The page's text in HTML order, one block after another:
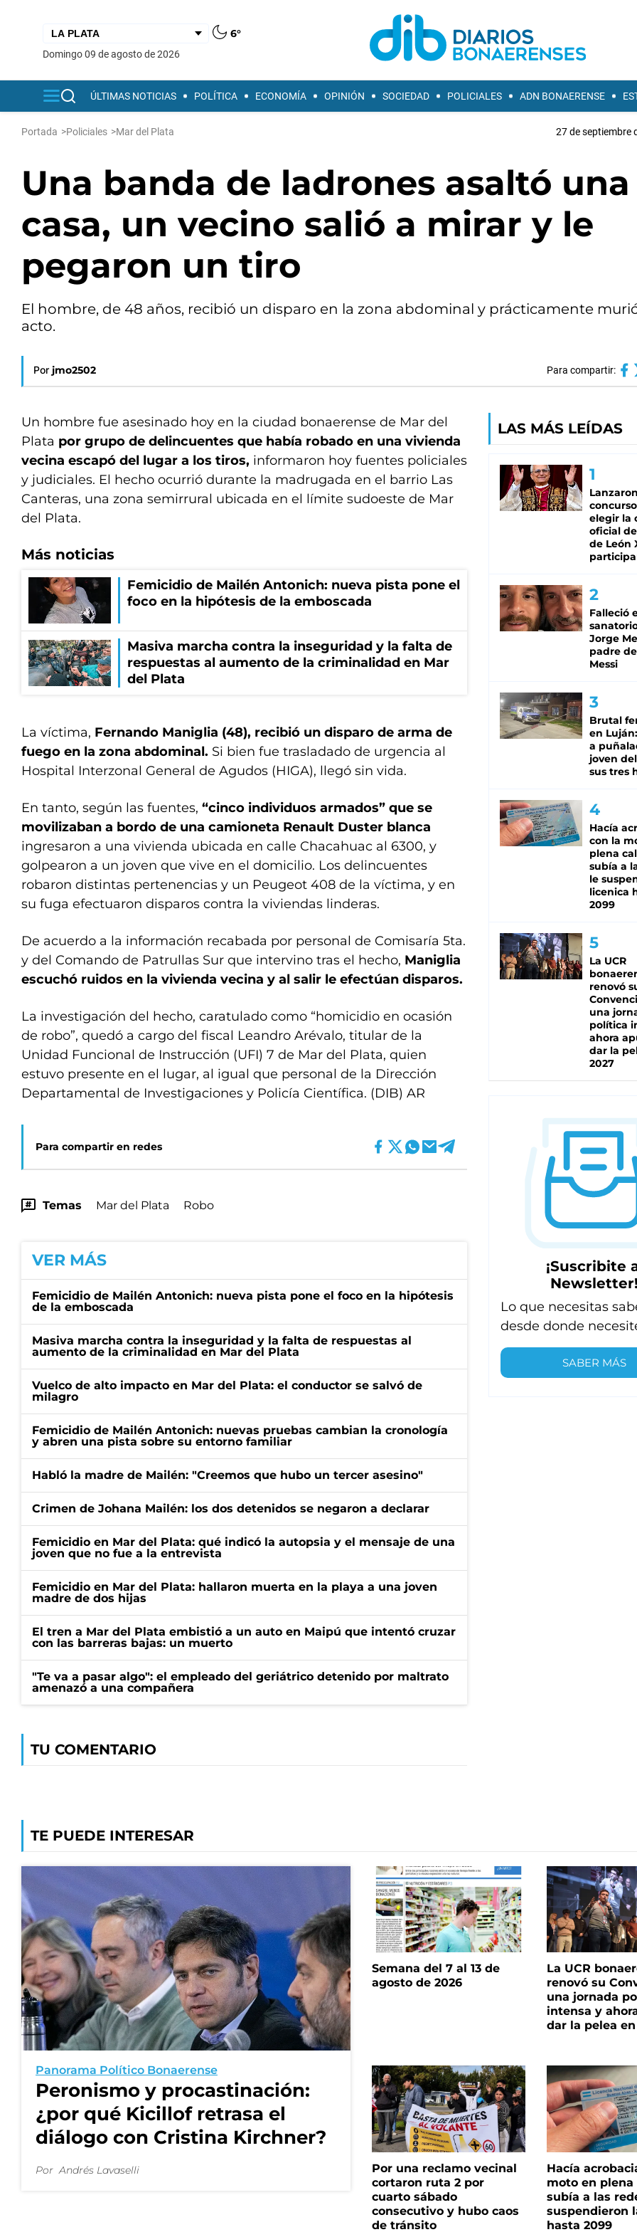
6°
domingo 09 de agosto de 2026
ÚLTIMAS NOTICIAS POLÍTICA ECONOMÍA OPINIÓN SOCIEDAD POLICIALES ADN BONAERENSE
Portada >Policiales >Mar del Plata 27 de septiembre
Una banda de ladrones asaltó una
casa, un vecino salió a mirar y le
pegaron un tiro
El hombre, de 48 años, recibió un disparo en la zona abdominal y prácticamente
acto.
Por jmo2502 Para compartir:
Un hombre fue asesinado hoy en la ciudad bonaerense de Mar del
Plata por grupo de delincuentes que había robado en una vivienda
vecina escapó del lugar a los tiros, informaron hoy fuentes policiales
y judiciales. El hecho ocurrió durante la madrugada en el barrio Las
Canteras, una zona semirrural ubicada en el límite sudoeste de Mar
del Plata.
Más noticias
Femicidio de Mailén Antonich: nueva pista pone el
foco en la hipótesis de la emboscada
Masiva marcha contra la inseguridad y la falta de
respuestas al aumento de la criminalidad en Mar
del Plata
La víctima, Fernando Maniglia (48), recibió un disparo de arma de
fuego en la zona abdominal. Si bien fue trasladado de urgencia al
Hospital Interzonal General de Agudos (HIGA), llegó sin vida.
En tanto, según las fuentes, “cinco individuos armados” que se
movilizaban a bordo de una camioneta Renault Duster blanca
ingresaron a una vivienda ubicada en calle Chacahuac al 6300, y
golpearon a un joven que vive en el domicilio. Los delincuentes
robaron distintas pertenencias y un Peugeot 408 de la víctima, y en
su fuga efectuaron disparos contra la viviendas linderas.
De acuerdo a la información recabada por personal de Comisaría 5ta.
y del Comando de Patrullas Sur que intervino tras el hecho, Maniglia
escuchó ruidos en la vivienda vecina y al salir le efectúan disparos.
La investigación del hecho, caratulado como “homicidio en ocasión
de robo”, quedó a cargo del fiscal Leandro Arévalo, titular de la
Unidad Funcional de Instrucción (UFI) 7 de Mar del Plata, quien
estuvo presente en el lugar, al igual que personal de la Dirección
Departamental de Investigaciones y Policía Científica. (DIB) AR
Para compartir en redes
Temas Mar del Plata Robo
VER MÁS
Femicidio de Mailén Antonich: nueva pista pone el foco en la hipótesis
de la emboscada
Masiva marcha contra la inseguridad y la falta de respuestas al
aumento de la criminalidad en Mar del Plata
Vuelco de alto impacto en Mar del Plata: el conductor se salvó de
milagro
Femicidio de Mailén Antonich: nuevas pruebas cambian la cronología
y abren una pista sobre su entorno familiar
Habló la madre de Mailén: "Creemos que hubo un tercer asesino"
Crimen de Johana Mailén: los dos detenidos se negaron a declarar
Femicidio en Mar del Plata: qué indicó la autopsia y el mensaje de una
joven que no fue a la entrevista
Femicidio en Mar del Plata: hallaron muerta en la playa a una joven
madre de dos hijas
El tren a Mar del Plata embistió a un auto en Maipú que intentó cruzar
con las barreras bajas: un muerto
"Te va a pasar algo": el empleado del geriátrico detenido por maltrato
amenazó a una compañera
TU COMENTARIO
LAS MÁS LEÍDAS
elegir la
oficial
de León
Falleció
Jorge
padre
Messi
Brutal
en
a
joven
sus tres
Hacía
con la
plena
subía a
le
licenica
2099
La UCR
renovó
una
política
ahora
dar la
2027
¡Suscribite
Newsletter!
Lo que necesitas
desde donde
SABER MÁS
TE PUEDE INTERESAR
Panorama Político Bonaerense
Peronismo y procastinación:
¿por qué Kicillof retrasa el
diálogo con Cristina Kirchner?
Por Andrés Lavaselli
Semana del 7 al 13 de
agosto de 2026
La UCR
renovó su
una jornada
intensa y
dar la pelea en
Por una reclamo vecinal
cortaron ruta 2 por
cuarto sábado
consecutivo y hubo caos
de tránsito
Hacía
moto en plena
subía a las
suspendieron
hasta 2099